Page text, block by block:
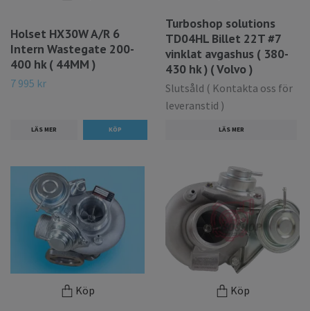
Holset HX30W A/R 6
Intern Wastegate 200-
400 hk ( 44MM )
7 995 kr
LÄS MER
Turboshop solutions
TD04HL Billet 22T #7
vinklat avgashus ( 380-
430 hk ) ( Volvo )
Slutsåld ( Kontakta oss för
leveranstid )
LÄS MER
Köp Köp